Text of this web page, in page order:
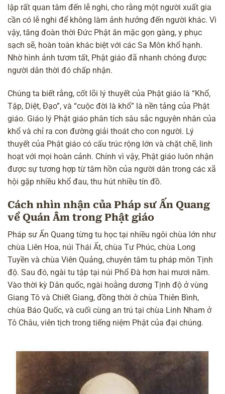
lập rất quan tâm đến lễ nghi, cho rằng một người xuất gia
cần có lễ nghi để không làm ảnh hưởng đến người khác. Vì
vậy, tăng đoàn thời Đức Phật ăn mặc gọn gàng, y phục
sạch sẽ, hoàn toàn khác biệt với các Sa Môn khổ hạnh.
Nhờ hình ảnh tươm tất, Phật giáo đã nhanh chóng được
người dân thời đó chấp nhận.
Chúng ta biết rằng, cốt lõi lý thuyết của Phật giáo là “Khổ,
Tập, Diệt, Đạo”, và “cuộc đời là khổ” là nền tảng của Phật
giáo. Giáo lý Phật giáo phân tích sâu sắc nguyên nhân của
khổ và chỉ ra con đường giải thoát cho con người. Lý
thuyết của Phật giáo có cấu trúc rộng lớn và chặt chẽ, linh
hoạt với mọi hoàn cảnh. Chính vì vậy, Phật giáo luôn nhận
được sự tương hợp từ tâm hồn của người dân trong các xã
hội gặp nhiều khổ đau, thu hút nhiều tín đồ.
Cách nhìn nhận của Pháp sư Ấn Quang
về Quán Âm trong Phật giáo
Pháp sư Ấn Quang từng tu học tại nhiều ngôi chùa lớn như
chùa Liên Hoa, núi Thái Ất, chùa Tư Phúc, chùa Long
Tuyền và chùa Viên Quảng, chuyên tâm tu pháp môn Tịnh
độ. Sau đó, ngài tu tập tại núi Phổ Đà hơn hai mươi năm.
Vào thời kỳ Dân quốc, ngài hoằng dương Tịnh độ ở vùng
Giang Tô và Chiết Giang, đồng thời ở chùa Thiên Bình,
chùa Báo Quốc, và cuối cùng an trú tại chùa Linh Nham ở
Tô Châu, viên tịch trong tiếng niệm Phật của đại chúng.